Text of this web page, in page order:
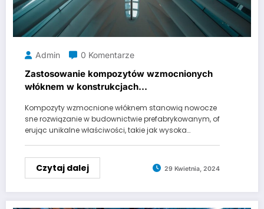
Admin 0 Komentarze
Zastosowanie kompozytów wzmocnionych
włóknem w konstrukcjach
Kompozyty wzmocnione włóknem stanowią nowocze
sne rozwiązanie w budownictwie prefabrykowanym, of
erując unikalne właściwości, takie jak wysoka…
Czytaj dalej 29 Kwietnia, 2024